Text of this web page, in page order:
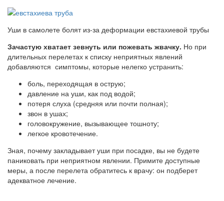
Уши в самолете болят из-за деформации евстахиевой трубы
Зачастую хватает зевнуть или пожевать жвачку. Но при
длительных перелетах к списку неприятных явлений
добавляются симптомы, которые нелегко устранить:
боль, переходящая в острую;
давление на уши, как под водой;
потеря слуха (средняя или почти полная);
звон в ушах;
головокружение, вызывающее тошноту;
легкое кровотечение.
Зная, почему закладывает уши при посадке, вы не будете
паниковать при неприятном явлении. Примите доступные
меры, а после перелета обратитесь к врачу: он подберет
адекватное лечение.